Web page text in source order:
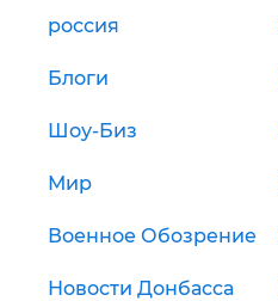
россия
Блоги
Шоу-Биз
Мир
Военное Обозрение
Новости Донбасса